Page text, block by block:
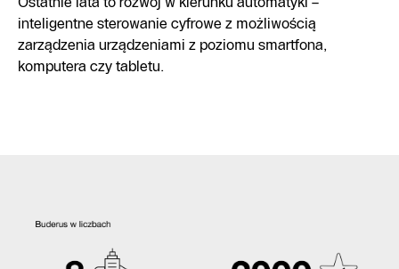
inteligentne sterowanie cyfrowe z możliwością
zarządzenia urządzeniami z poziomu smartfona,
komputera czy tabletu.